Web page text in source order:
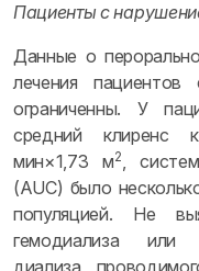
Пациенты с
Данные о
лечения
ограниченны. У
средний клиренс
мин×1,73 м2,
(AUC) было
популяцией. Не
гемодиализа или
диализа,